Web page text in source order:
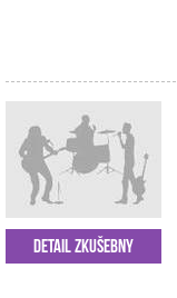
Detail zkušebny